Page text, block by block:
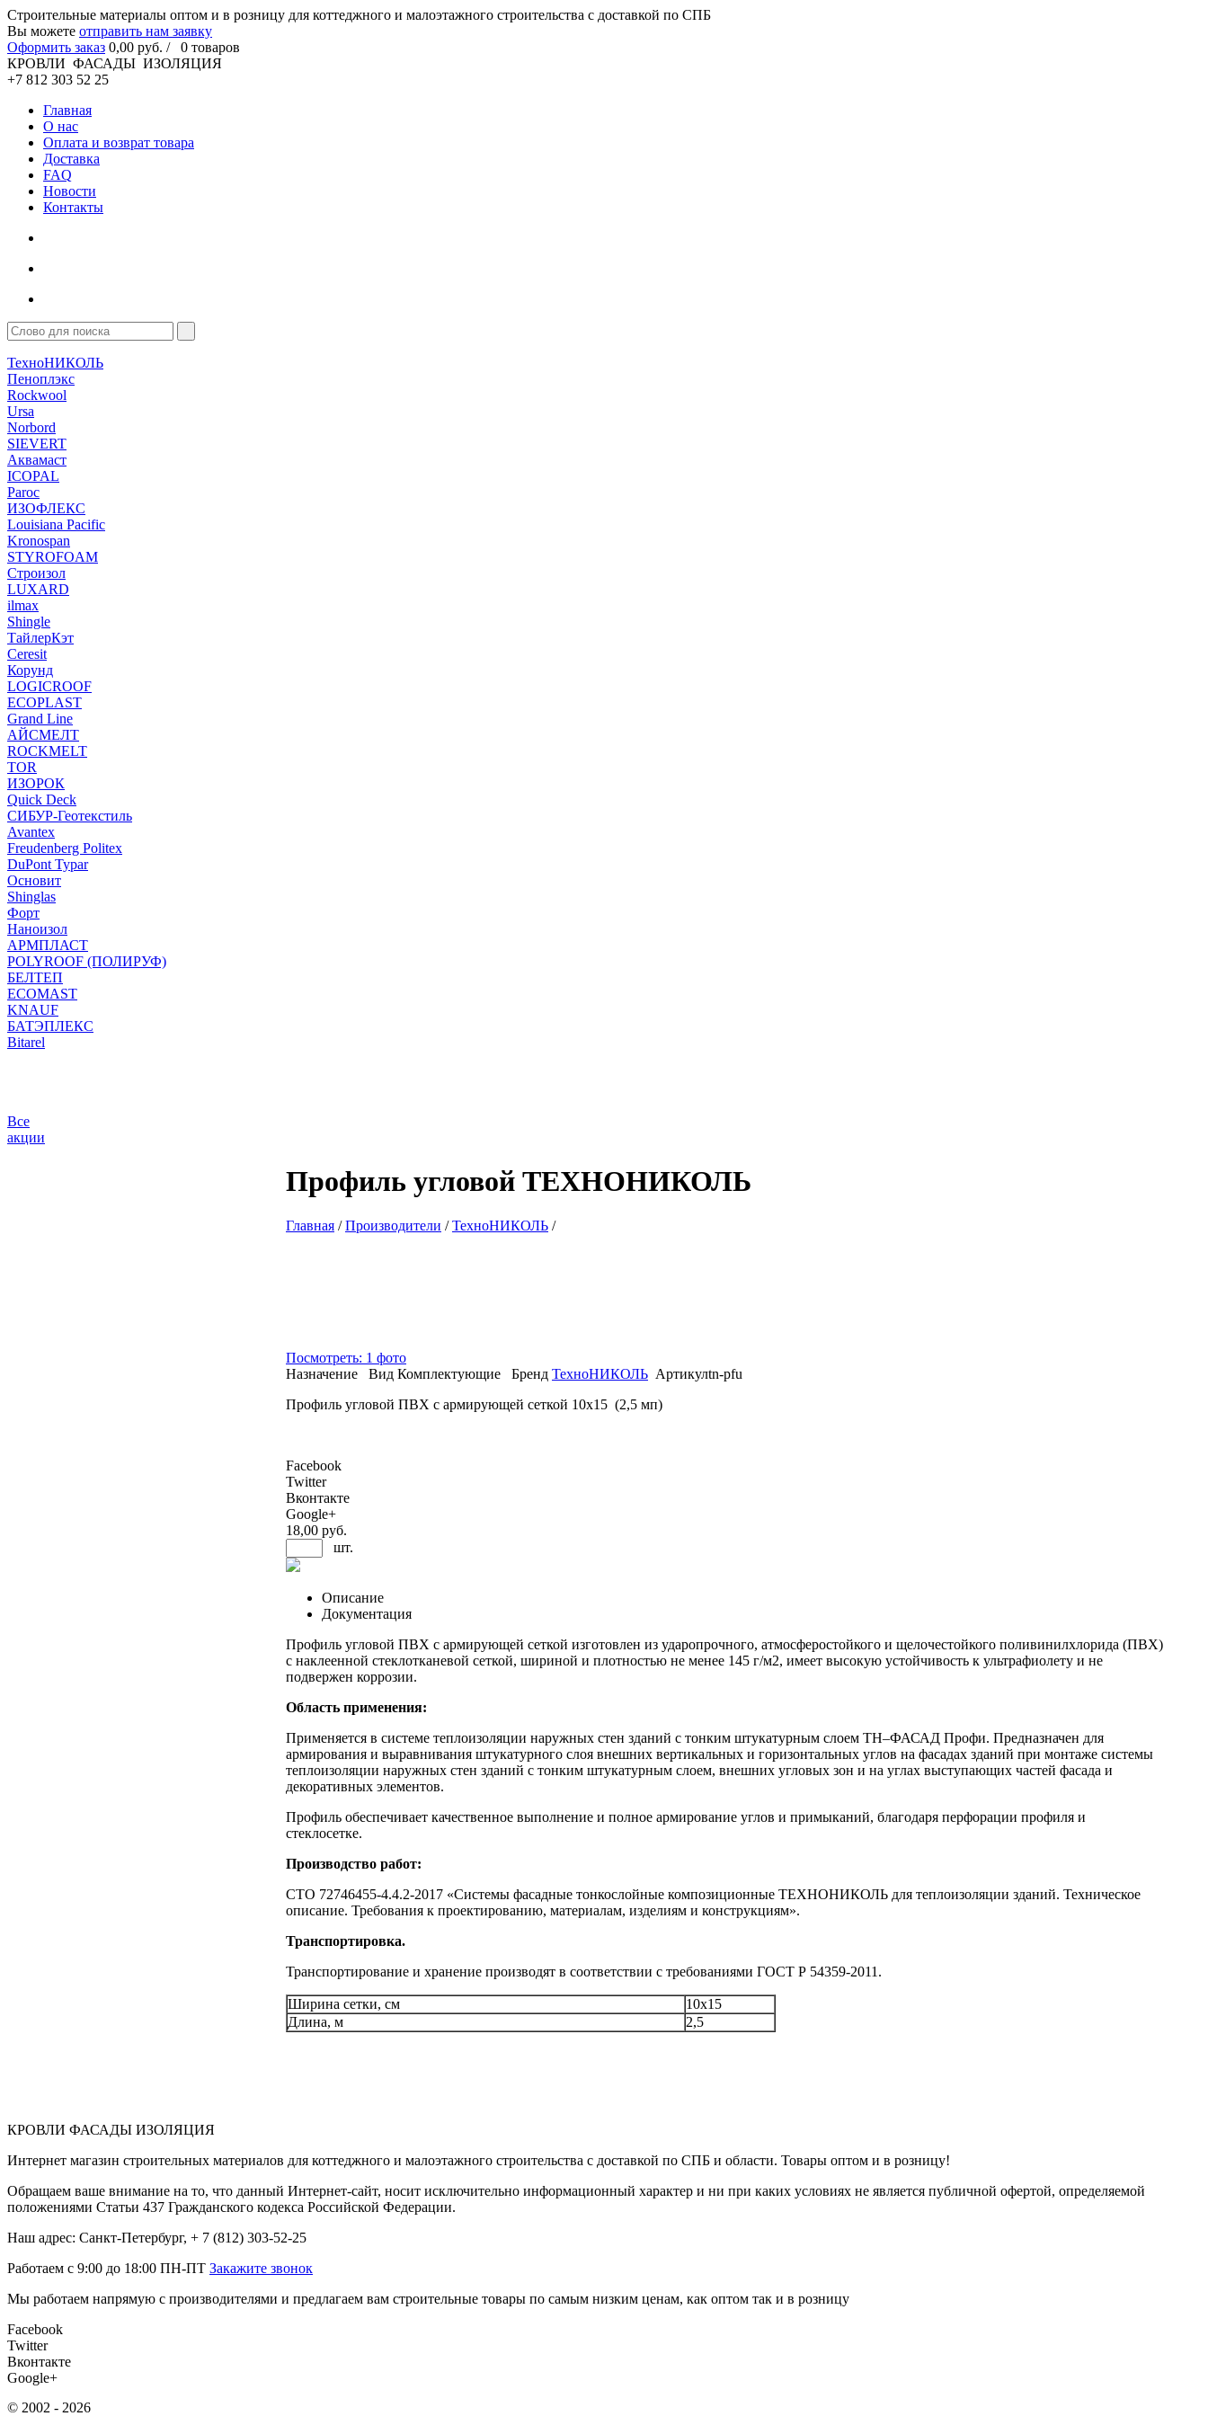
Cтроительные материалы оптом и в розницу для коттеджного и малоэтажного строительства с доставкой по СПБ
Вы можете отправить нам заявку
Оформить заказ 0,00 руб. / 0 товаров
КРОВЛИ ФАСАДЫ ИЗОЛЯЦИЯ
+7 812 303 52 25
Главная
О нас
Оплата и возврат товара
Доставка
FAQ
Новости
Контакты
ТехноНИКОЛЬ
Пеноплэкс
Rockwool
Ursa
Norbord
SIEVERT
Аквамаст
ICOPAL
Paroc
ИЗОФЛЕКС
Louisiana Pacific
Kronospan
STYROFOAM
Строизол
LUXARD
ilmax
Shingle
ТайлерКэт
Ceresit
Корунд
LOGICROOF
ECOPLAST
Grand Line
АЙСМЕЛТ
ROCKMELT
TOR
ИЗОРОК
Quick Deck
СИБУР-Геотекстиль
Avantex
Freudenberg Politex
DuPont Typar
Основит
Shinglas
Форт
Наноизол
АРМПЛАСТ
POLYROOF (ПОЛИРУФ)
БЕЛТЕП
ECOMAST
KNAUF
БАТЭПЛЕКС
Bitarel
Все
акции
Профиль угловой ТЕХНОНИКОЛЬ
Главная /Производители /ТехноНИКОЛЬ /
Посмотреть: 1 фото
Назначение
Вид Комплектующие Бренд ТехноНИКОЛЬ Артикулtn-pfu
Профиль угловой ПВХ с армирующей сеткой 10х15 (2,5 мп)
Facebook
Twitter
Вконтакте
Google+
18,00 руб.
шт.
Описание
Документация
Профиль угловой ПВХ с армирующей сеткой изготовлен из ударопрочного, атмосферостойкого и щелочестойкого поливинилхлорида (ПВХ)
с наклеенной стеклотканевой сеткой, шириной и плотностью не менее 145 г/м2, имеет высокую устойчивость к ультрафиолету и не
подвержен коррозии.
Область применения:
Применяется в системе теплоизоляции наружных стен зданий с тонким штукатурным слоем ТН–ФАСАД Профи. Предназначен для
армирования и выравнивания штукатурного слоя внешних вертикальных и горизонтальных углов на фасадах зданий при монтаже системы
теплоизоляции наружных стен зданий с тонким штукатурным слоем, внешних угловых зон и на углах выступающих частей фасада и
декоративных элементов.
Профиль обеспечивает качественное выполнение и полное армирование углов и примыканий, благодаря перфорации профиля и
стеклосетке.
Производство работ:
СТО 72746455-4.4.2-2017 «Системы фасадные тонкослойные композиционные ТЕХНОНИКОЛЬ для теплоизоляции зданий. Техническое
описание. Требования к проектированию, материалам, изделиям и конструкциям».
Транспортировка.
Транспортирование и хранение производят в соответствии с требованиями ГОСТ Р 54359-2011.
Ширина сетки, см
10х15
Длина, м
2,5
КРОВЛИ ФАСАДЫ ИЗОЛЯЦИЯ
Интернет магазин строительных материалов для коттеджного и малоэтажного строительства с доставкой по СПБ и области. Товары оптом и в розницу!
Обращаем ваше внимание на то, что данный Интернет-сайт, носит исключительно информационный характер и ни при каких условиях не является публичной офертой, определяемой
положениями Статьи 437 Гражданского кодекса Российской Федерации.
Наш адрес: Санкт-Петербург, + 7 (812) 303-52-25
Работаем с 9:00 до 18:00 ПН-ПТ Закажите звонок
Мы работаем напрямую с производителями и предлагаем вам строительные товары по самым низким ценам, как оптом так и в розницу
Facebook
Twitter
Вконтакте
Google+
© 2002 - 2026